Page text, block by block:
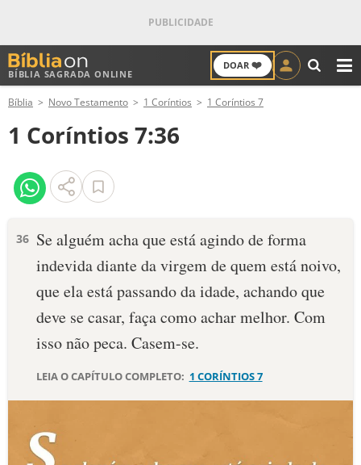
BÍBLIA SAGRADA ONLINE
DOAR ❤️
ANTIGO TESTAMENTO
NOVO TESTAMENTO
VERSÍCULOS
PALAVRA DO DIA
SALMO DO DIA
DEVOCIONAL DIÁRIO
ESTUDOS BÍBLICOS
Bíblia Novo Testamento 1 Coríntios 1 Coríntios 7
1 Coríntios 7:36
36 Se alguém acha que está agindo de forma
indevida diante da virgem de quem está noivo,
que ela está passando da idade, achando que
deve se casar, faça como achar melhor. Com
isso não peca. Casem-se.
LEIA O CAPÍTULO COMPLETO: 1 CORÍNTIOS 7